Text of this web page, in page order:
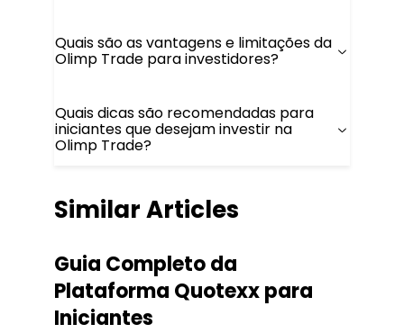
Quais são as vantagens e limitações da
Olimp Trade para investidores?
Quais dicas são recomendadas para
iniciantes que desejam investir na
Olimp Trade?
Similar Articles
Guia Completo da
Plataforma Quotexx para
Iniciantes